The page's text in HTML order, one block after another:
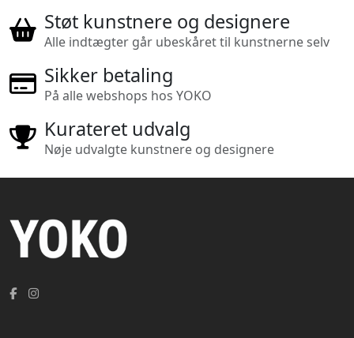
Støt kunstnere og designere
Alle indtægter går ubeskåret til kunstnerne selv
Sikker betaling
På alle webshops hos YOKO
Kurateret udvalg
Nøje udvalgte kunstnere og designere